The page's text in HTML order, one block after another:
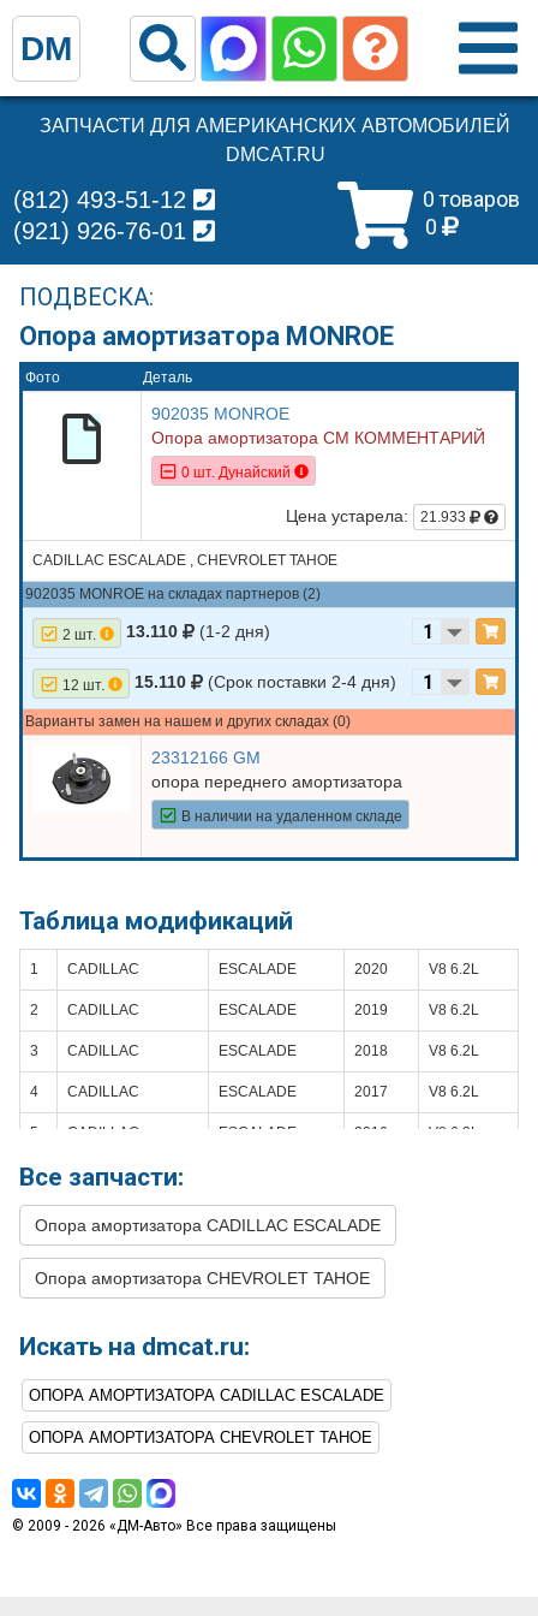
ЗАПЧАСТИ ДЛЯ АМЕРИКАНСКИХ АВТОМОБИЛЕЙ
DMCAT.RU
0 товаров
0
(812) 493-51-12
(921) 926-76-01
ПОДВЕСКА:
Опора амортизатора MONROE
Фото Деталь
902035 MONROE
Опора амортизатора СМ КОММЕНТАРИЙ
0 шт. Дунайский
Цена устарела: 21.933
CADILLAC ESCALADE , CHEVROLET TAHOE
902035 MONROE на складах партнеров (2)
2 шт. 13.110 (1-2 дня)
12 шт. 15.110 (Срок поставки 2-4 дня)
Варианты замен на нашем и других складах (0)
23312166 GM
опора переднего амортизатора
В наличии на удаленном складе
Таблица модификаций
1 CADILLAC ESCALADE 2020 V8 6.2L
2 CADILLAC ESCALADE 2019 V8 6.2L
3 CADILLAC ESCALADE 2018 V8 6.2L
4 CADILLAC ESCALADE 2017 V8 6.2L
5 CADILLAC ESCALADE 2016 V8 6.2L
6 CADILLAC
8 CHEVROLET TAHOE 2020
9 CHEVROLET TAHOE 2019
10 CHEVROLET
11 CHEVROLET TAHOE 2018
12 CHEVROLET TAHOE 2018
14 CHEVROLET
Все запчасти:
Опора амортизатора CADILLAC ESCALADE
Опора амортизатора CHEVROLET TAHOE
Искать на dmcat.ru:
ОПОРА АМОРТИЗАТОРА CADILLAC ESCALADE
ОПОРА АМОРТИЗАТОРА CHEVROLET TAHOE
© 2009 - 2026 «ДМ-Авто» Все права защищены
DM